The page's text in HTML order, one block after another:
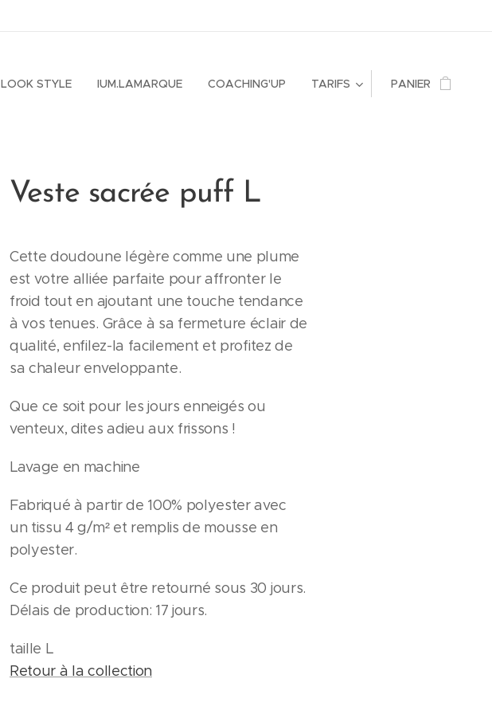
LOOK STYLE IUM.LAMARQUE COACHING'UP TARIFS PANIER
Veste sacrée puff L
Cette doudoune légère comme une plume
est votre alliée parfaite pour affronter le
froid tout en ajoutant une touche tendance
à vos tenues. Grâce à sa fermeture éclair de
qualité, enfilez-la facilement et profitez de
sa chaleur enveloppante.
Que ce soit pour les jours enneigés ou
venteux, dites adieu aux frissons !
Lavage en machine
Fabriqué à partir de 100% polyester avec
un tissu 4 g/m² et remplis de mousse en
polyester.
Ce produit peut être retourné sous 30 jours.
Délais de production: 17 jours.
taille L
Retour à la collection